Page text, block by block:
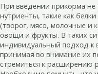
При введении прикорма не
нутриенты, такие как
(творог, мясо, молочные и
овощи и фрукты. В таких
индивидуальный подход к
принимая во внимание их
стремиться к расширению